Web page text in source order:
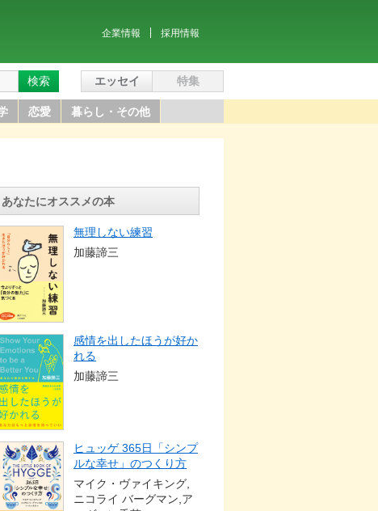
企業情報 採用情報
恋愛 暮らし・その他
エッセイ 特集
検索
あなたにオススメの本
無理しない練習
加藤諦三
感情を出したほうが好か
れる
加藤諦三
ヒュッゲ 365日「シンプ
ルな幸せ」のつくり方
マイク・ヴァイキング,
ニコライ バーグマン,ア